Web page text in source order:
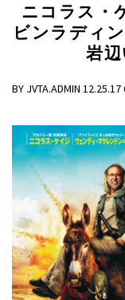
ニコラス・
ビンラディ
岩
BY JVTA.ADMIN 12.25.17